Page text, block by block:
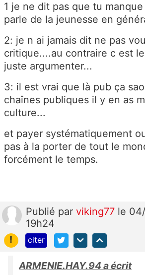
1 je ne dit pas que tu
parle de la jeunesse en
2: je n ai jamais dit ne pas
critique....au contraire c est
juste argumenter...
3: il est vrai que là pub ça
chaînes publiques il y en as
culture...
et payer systématiquement
pas à la porter de tout le
forcément le temps.
Publié par viking77 le
19h24
!
citer
ARMENIE.HAY.94 a écrit